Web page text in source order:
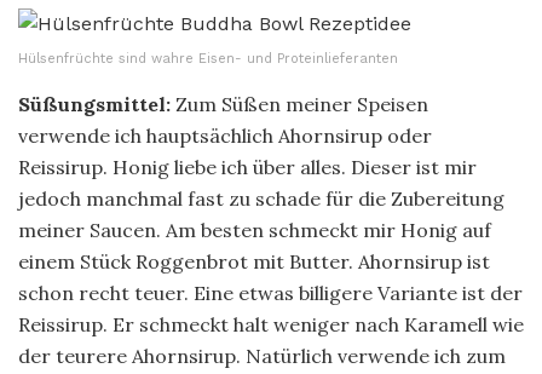
Hülsenfrüchte sind wahre Eisen- und Proteinlieferanten
Süßungsmittel: Zum Süßen meiner Speisen
verwende ich hauptsächlich Ahornsirup oder
Reissirup. Honig liebe ich über alles. Dieser ist mir
jedoch manchmal fast zu schade für die Zubereitung
meiner Saucen. Am besten schmeckt mir Honig auf
einem Stück Roggenbrot mit Butter. Ahornsirup ist
schon recht teuer. Eine etwas billigere Variante ist der
Reissirup. Er schmeckt halt weniger nach Karamell wie
der teurere Ahornsirup. Natürlich verwende ich zum